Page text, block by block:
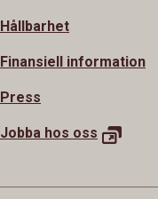
Hållbarhet
Finansiell information
Press
Jobba hos oss